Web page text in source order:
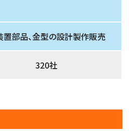
320社
置部品、金型の設計製作販売